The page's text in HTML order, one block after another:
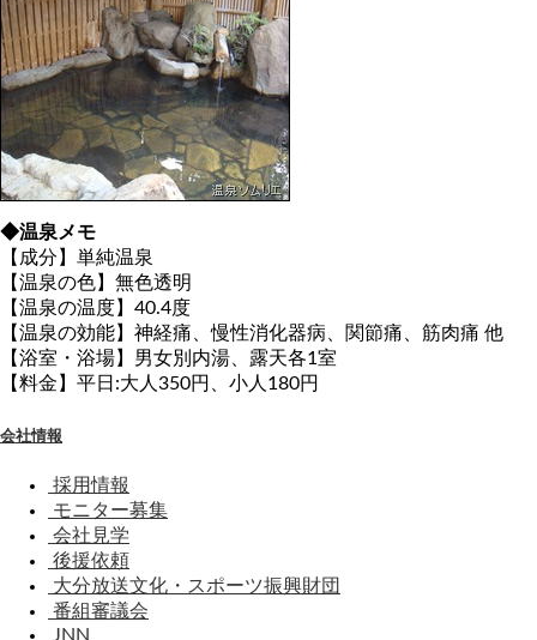
◆温泉メモ
【成分】単純温泉
【温泉の色】無色透明
【温泉の温度】40.4度
【温泉の効能】神経痛、慢性消化器病、関節痛、筋肉痛 他
【浴室・浴場】男女別内湯、露天各1室
【料金】平日:大人350円、小人180円
会社情報
採用情報
モニター募集
会社見学
後援依頼
大分放送文化・スポーツ振興財団
番組審議会
JNN